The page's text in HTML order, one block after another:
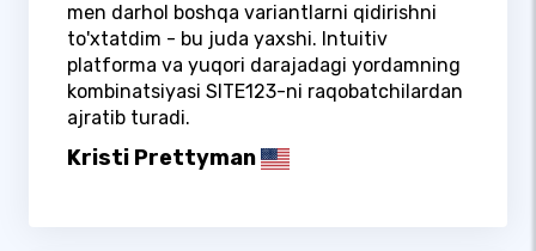
men darhol boshqa variantlarni qidirishni
to'xtatdim - bu juda yaxshi. Intuitiv
platforma va yuqori darajadagi yordamning
kombinatsiyasi SITE123-ni raqobatchilardan
ajratib turadi.
Kristi Prettyman